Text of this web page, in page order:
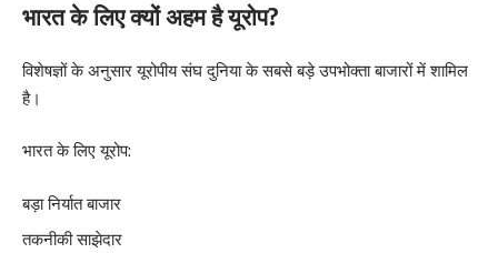
भारत के लिए क्यों अहम है यूरोप?
विशेषज्ञों के अनुसार यूरोपीय संघ दुनिया के सबसे बड़े उपभोक्ता बाजारों में शामिल
है।
भारत के लिए यूरोप:
बड़ा निर्यात बाजार
तकनीकी साझेदार